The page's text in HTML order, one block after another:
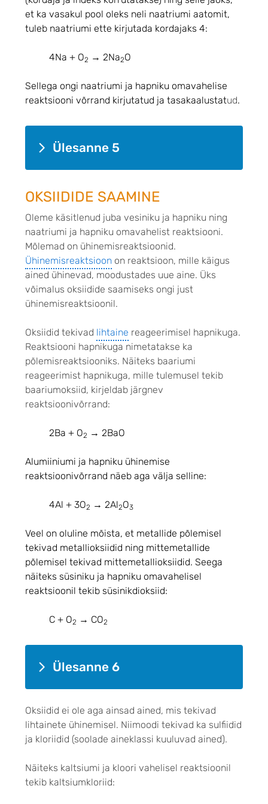
et ka vasakul pool oleks neli naatriumi aatomit,
tuleb naatriumi ette kirjutada kordajaks 4:
4Na + O2 → 2Na2O
Sellega ongi naatriumi ja hapniku omavahelise
reaktsiooni võrrand kirjutatud ja tasakaalustatud.
Ülesanne 5
OKSIIDIDE SAAMINE
Oleme käsitlenud juba vesiniku ja hapniku ning
naatriumi ja hapniku omavahelist reaktsiooni.
Mõlemad on ühinemisreaktsioonid.
Ühinemisreaktsioon on reaktsioon, mille käigus
ained ühinevad, moodustades uue aine. Üks
võimalus oksiidide saamiseks ongi just
ühinemisreaktsioonil.
Oksiidid tekivad lihtaine reageerimisel hapnikuga.
Reaktsiooni hapnikuga nimetatakse ka
põlemisreaktsiooniks. Näiteks baariumi
reageerimist hapnikuga, mille tulemusel tekib
baariumoksiid, kirjeldab järgnev
reaktsioonivõrrand:
2Ba + O2 → 2BaO
Alumiiniumi ja hapniku ühinemise
reaktsioonivõrrand näeb aga välja selline:
4Al + 3O2 → 2Al2O3
Veel on oluline mõista, et metallide põlemisel
tekivad metallioksiidid ning mittemetallide
põlemisel tekivad mittemetallioksiidid. Seega
näiteks süsiniku ja hapniku omavahelisel
reaktsioonil tekib süsinikdioksiid:
C + O2 → CO2
Ülesanne 6
Oksiidid ei ole aga ainsad ained, mis tekivad
lihtainete ühinemisel. Niimoodi tekivad ka sulfiidid
ja kloriidid (soolade aineklassi kuuluvad ained).
Näiteks kaltsiumi ja kloori vahelisel reaktsioonil
tekib kaltsiumkloriid: